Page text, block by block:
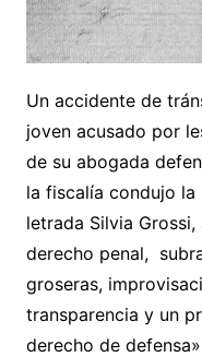
Un accidente de
joven acusado por
de su abogada
la fiscalía condujo
letrada Silvia
derecho penal,
groseras,
transparencia y un
derecho de defensa»